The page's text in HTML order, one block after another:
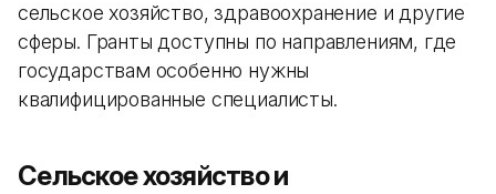
сельское хозяйство, здравоохранение и другие
сферы. Гранты доступны по направлениям, где
государствам особенно нужны
квалифицированные специалисты.
Сельское хозяйство и